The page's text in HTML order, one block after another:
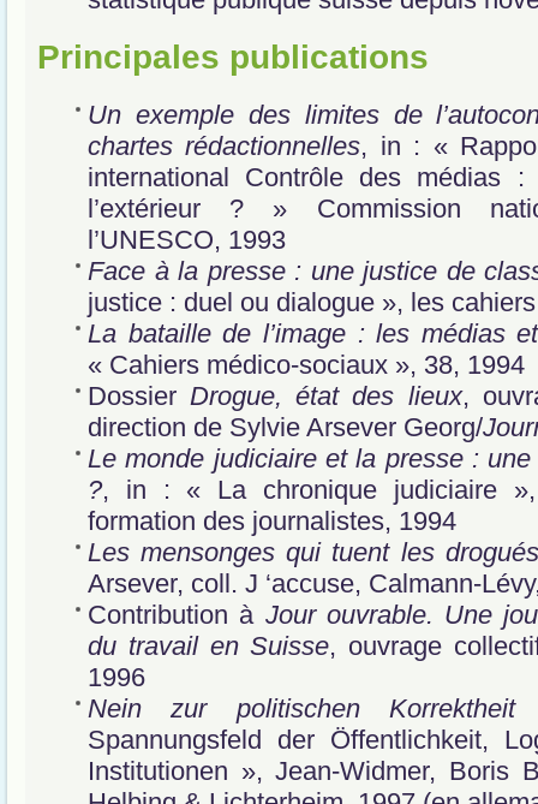
Principales publications
Un exemple des limites de
chartes rédactionnelles, in : «
international Contrôle des médias
l’extérieur ? » Commission
l’UNESCO, 1993
Face à la presse : une justice de
justice : duel ou dialogue », les
La bataille de l’image : les médias
« Cahiers médico-sociaux », 38, 1994
DossierDrogue, état des lieux,
direction de Sylvie Arsever Georg/
Le monde judiciaire et la presse :
?, in : « La chronique judiciaire
formation des journalistes, 1994
Les mensonges qui tuent les drogués
Arsever, coll. J ‘accuse, Calmann-
Contribution à Jour ouvrable. Une
du travail en Suisse, ouvrage
1996
Nein zur politischen Korrektheit
Spannungsfeld der Öffentlichkeit,
Institutionen », Jean-Widmer, Boris